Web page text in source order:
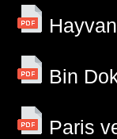
Bin
Paris